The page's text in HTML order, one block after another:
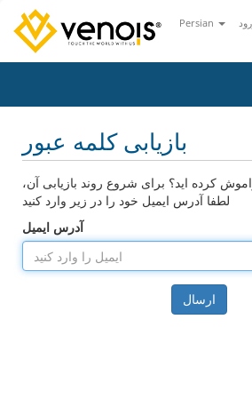
Persian
بازیابی کلمه عبور
کرده اید؟ برای شروع روند بازیابی آن،
لطفا آدرس ایمیل خود را در زیر وارد کنید
آدرس ایمیل
ارسال